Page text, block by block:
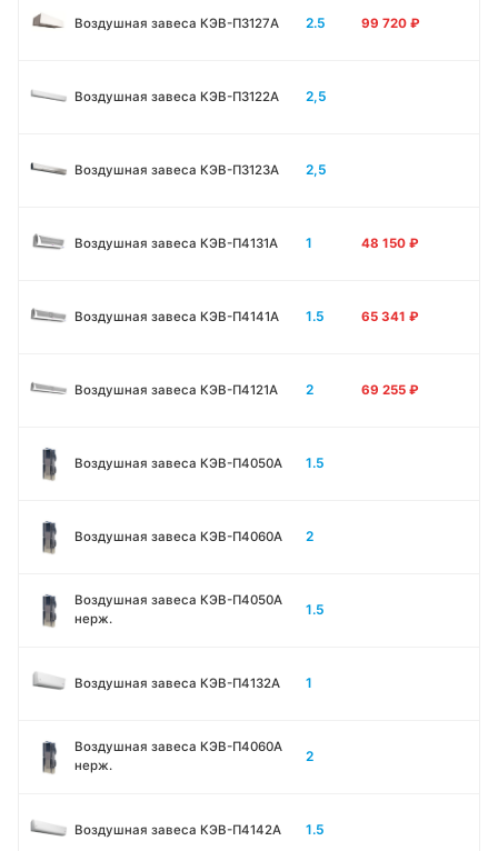
Воздушная завеса КЭВ-П3127A 2.5 99 720 ₽
Воздушная завеса КЭВ-П3122A 2,5
Воздушная завеса КЭВ-П3123A 2,5
Воздушная завеса КЭВ-П4131A 1 48 150 ₽
Воздушная завеса КЭВ-П4141A 1.5 65 341 ₽
Воздушная завеса КЭВ-П4121A 2 69 255 ₽
Воздушная завеса КЭВ-П4050A 1.5
Воздушная завеса КЭВ-П4060A 2
Воздушная завеса КЭВ-П4050A
нерж.
1.5
Воздушная завеса КЭВ-П4132A 1
Воздушная завеса КЭВ-П4060A
нерж.
2
Воздушная завеса КЭВ-П4142A 1.5